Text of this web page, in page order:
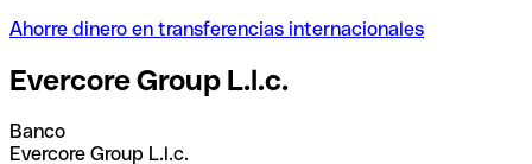
Ahorre dinero en transferencias internacionales
Evercore Group L.l.c.
Banco
Evercore Group L.l.c.